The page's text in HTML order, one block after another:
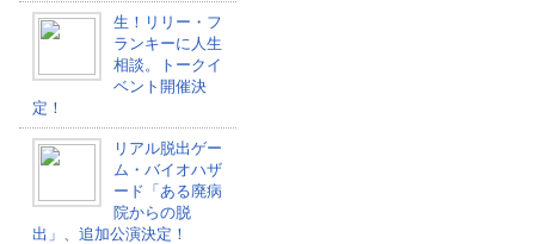
生！リリー・フ
ランキーに人生
相談。トークイ
ベント開催決
定！
リアル脱出ゲー
ム・バイオハザ
ード「ある廃病
院からの脱
出」、追加公演決定！